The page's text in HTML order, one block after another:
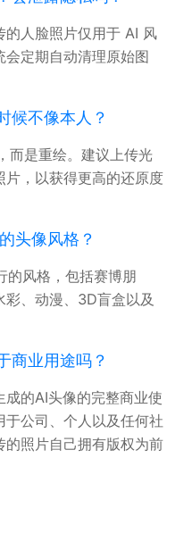
的人脸照片仅用于 AI 风
定期自动清理原始图
候不像本人？
而是重绘。建议上传光
，以获得更高的还原度
头像风格？
风格，包括赛博朋
、动漫、3D盲盒以及
商业用途吗？
的AI头像的完整商业使
于公司、个人以及任何社
照片自己拥有版权为前